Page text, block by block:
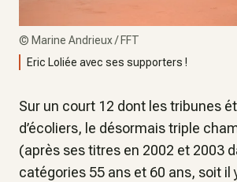
© Marine Andrieux / FFT
Eric Loliée avec ses supporters !
Sur un court 12 dont les tribunes
d’écoliers, le désormais triple
(après ses titres en 2002 et 2003
catégories 55 ans et 60 ans, soit il